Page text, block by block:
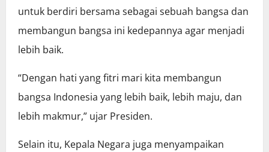
untuk berdiri bersama sebagai sebuah bangsa dan
membangun bangsa ini kedepannya agar menjadi
lebih baik.
“Dengan hati yang fitri mari kita membangun
bangsa Indonesia yang lebih baik, lebih maju, dan
lebih makmur,” ujar Presiden.
Selain itu, Kepala Negara juga menyampaikan